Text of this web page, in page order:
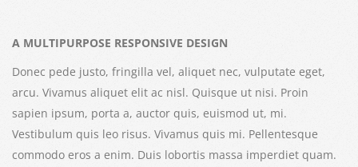
A MULTIPURPOSE RESPONSIVE DESIGN
Donec pede justo, fringilla vel, aliquet nec, vulputate eget,
arcu. Vivamus aliquet elit ac nisl. Quisque ut nisi. Proin
sapien ipsum, porta a, auctor quis, euismod ut, mi.
Vestibulum quis leo risus. Vivamus quis mi. Pellentesque
commodo eros a enim. Duis lobortis massa imperdiet quam.